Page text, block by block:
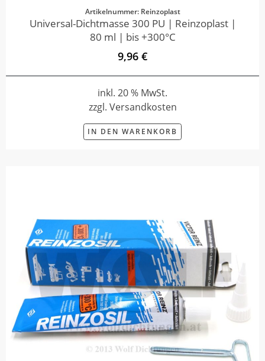
Artikelnummer: Reinzoplast
Universal-Dichtmasse 300 PU | Reinzoplast |
80 ml | bis +300°C
9,96 €
inkl. 20 % MwSt.
zzgl. Versandkosten
IN DEN WARENKORB